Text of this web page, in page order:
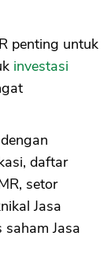
investasi
daftar
setor
Jasa
Jasa